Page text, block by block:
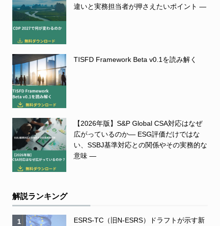
違いと実務担当者が押さえたいポイント ―
TISFD Framework Beta v0.1を読み解く
【2026年版】S&P Global CSA対応はなぜ
広がっているのか― ESG評価だけではな
い、SSBJ基準対応との関係やその実務的な
意味 ―
解説ランキング
1
ESRS-TC（旧N-ESRS）ドラフトが示す新